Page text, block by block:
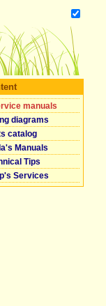
manuals
diagrams
catalog
Manuals
Tips
Services